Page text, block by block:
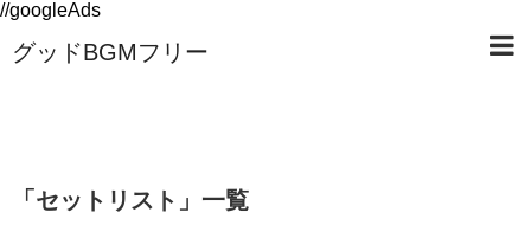
//googleAds
グッドBGMフリー
「 セットリスト 」 一覧